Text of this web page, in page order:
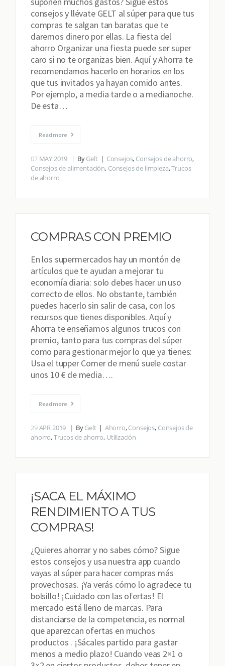
consejos y llévate GELT al súper para que tus
compras te salgan tan baratas que te
daremos dinero por ellas. La fiesta del
ahorro Organizar una fiesta puede ser super
caro si no te organizas bien. Aquí y Ahorra te
recomendamos hacerlo en horarios en los
que tus invitados ya hayan comido antes.
Por ejemplo, a media tarde o a medianoche.
De esta…
Read more
07 MAY 2019 ByGelt Consejos, Consejos de ahorro,
Consejos de alimentación, Consejos de limpieza,Trucos
de ahorro
COMPRAS CON PREMIO
En los supermercados hay un montón de
artículos que te ayudan a mejorar tu
economía diaria: solo debes hacer un uso
correcto de ellos. No obstante, también
puedes hacerlo sin salir de casa, con los
recursos que tienes disponibles. Aquí y
Ahorra te enseñamos algunos trucos con
premio, tanto para tus compras del súper
como para gestionar mejor lo que ya tienes:
Usa el tupper Comer de menú suele costar
unos 10 € de media….
Read more
29APR 2019 ByGelt Ahorro,Consejos, Consejos de
ahorro,Trucos de ahorro, Utilización
¡SACA EL MÁXIMO
RENDIMIENTO A TUS
COMPRAS!
¿Quieres ahorrar y no sabes cómo? Sigue
estos consejos y usa nuestra app cuando
vayas al súper para hacer compras más
provechosas. ¡Ya verás cómo lo agradece tu
bolsillo! ¡Cuidado con las ofertas! El
mercado está lleno de marcas. Para
distanciarse de la competencia, es normal
que aparezcan ofertas en muchos
productos . ¡Sácales partido para gastar
menos a medio plazo! Cuando veas 2×1 o